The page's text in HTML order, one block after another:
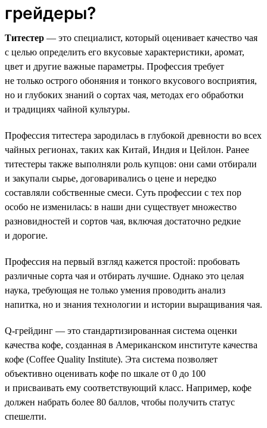
грейдеры?
Титестер — это специалист, который оценивает качество чая
с целью определить его вкусовые характеристики, аромат,
цвет и другие важные параметры. Профессия требует
не только острого обоняния и тонкого вкусового восприятия,
но и глубоких знаний о сортах чая, методах его обработки
и традициях чайной культуры.
Профессия титестера зародилась в глубокой древности во всех
чайных регионах, таких как Китай, Индия и Цейлон. Ранее
титестеры также выполняли роль купцов: они сами отбирали
и закупали сырье, договаривались о цене и нередко
составляли собственные смеси. Суть профессии с тех пор
особо не изменилась: в наши дни существует множество
разновидностей и сортов чая, включая достаточно редкие
и дорогие.
Профессия на первый взгляд кажется простой: пробовать
различные сорта чая и отбирать лучшие. Однако это целая
наука, требующая не только умения проводить анализ
напитка, но и знания технологии и истории выращивания чая.
Q-грейдинг — это стандартизированная система оценки
качества кофе, созданная в Американском институте качества
кофе (Coffee Quality Institute). Эта система позволяет
объективно оценивать кофе по шкале от 0 до 100
и присваивать ему соответствующий класс. Например, кофе
должен набрать более 80 баллов, чтобы получить статус
спешелти.